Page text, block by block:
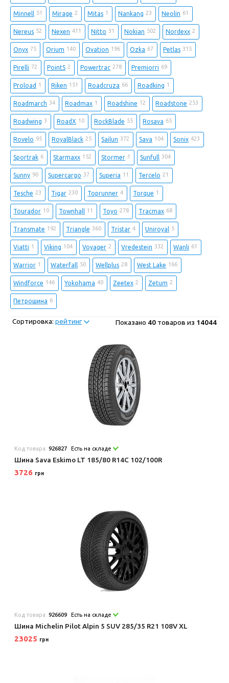
Minnell 51 Mirage 2 Mitas 1 Nankang 23 Neolin 61
Nereus 52 Nexen 411 Nitto 31 Nokian 502 Nordexx 2
Onyx 75 Orium 140 Ovation 196 Ozka 67 Petlas 315
Pirelli 72 PointS 2 Powertrac 278 Premiorri 69
Proload 1 Riken 151 Roadcruza 66 Roadking 1
Roadmarch 34 Roadmax 1 Roadshine 12 Roadstone 253
Roadwing 3 RoadX 10 RockBlade 55 Rosava 65
Rovelo 95 RoyalBlack 25 Sailun 372 Sava 104 Sonix 423
Sportrak 6 Starmaxx 152 Stormer 1 Sunfull 304
Sunny 90 Supercargo 37 Superia 11 Tercelo 21
Tesche 23 Tigar 230 Toprunner 4 Torque 1
Tourador 10 Townhall 11 Toyo 278 Tracmax 68
Transmate 192 Triangle 360 Tristar 4 Uniroyal 5
Viatti 1 Viking 104 Voyager 2 Vredestein 332 Wanli 61
Warrior 1 Waterfall 50 Wellplus 28 West Lake 166
Windforce 146 Yokohama 40 Zeetex 2 Zetum 2
Петрошина 6
Сортировка: рейтинг Показано 40 товаров из 14044
Код товара:926827 Есть на складе
Шина Sava Eskimo LT 185/80 R14C 102/100R
3726 грн
Код товара:926609 Есть на складе
Шина Michelin Pilot Alpin 5 SUV 285/35 R21 108V XL
23025 грн